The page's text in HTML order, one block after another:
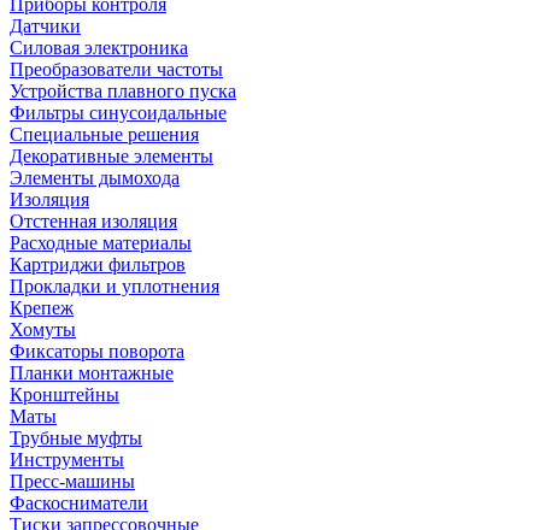
Приборы контроля
Датчики
Силовая электроника
Преобразователи частоты
Устройства плавного пуска
Фильтры синусоидальные
Специальные решения
Декоративные элементы
Элементы дымохода
Изоляция
Отстенная изоляция
Расходные материалы
Картриджи фильтров
Прокладки и уплотнения
Крепеж
Хомуты
Фиксаторы поворота
Планки монтажные
Кронштейны
Маты
Трубные муфты
Инструменты
Пресс-машины
Фаскосниматели
Тиски запрессовочные